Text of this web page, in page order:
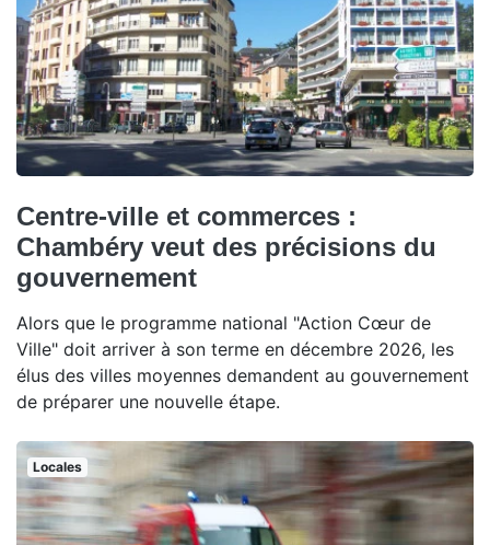
Centre-ville et commerces :
Chambéry veut des précisions du
gouvernement
Alors que le programme national "Action Cœur de
Ville" doit arriver à son terme en décembre 2026, les
élus des villes moyennes demandent au gouvernement
de préparer une nouvelle étape.
Locales